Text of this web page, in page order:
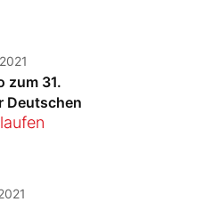
zum 31.
Deutschen